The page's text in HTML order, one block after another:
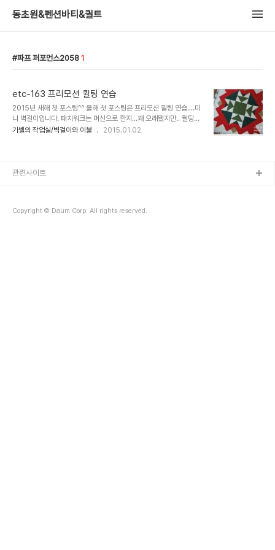
동초원&펜션바티&퀼트
파프 퍼포먼스2058 1
etc-163 프리모션 퀼팅 연습
2015년 새해 첫 포스팅^^ 올해 첫 포스팅은 프리모션 퀼팅 연습....미
니 벽걸이입니다. 패치워크는 머신으로 한지...꽤 오래됐지만.. 퀼팅은
핸드퀼팅의 느낌을 포기하기 힘들어서 항상 손으로 퀼팅을 했지요.. 그
가벨의 작업실/벽걸이와 이불 2015.01.02
Copyright © Daum Corp. All rights reserved.
관련사이트